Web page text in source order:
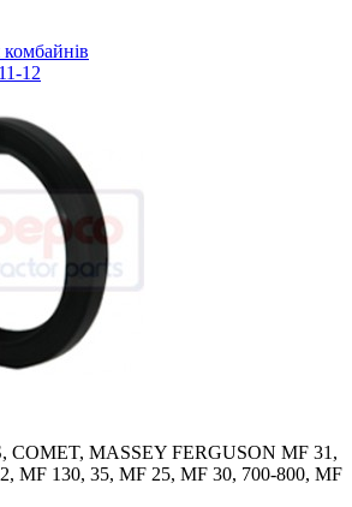
12
MASSEY FERGUSON MF 31,
MF 130, 35, MF 25, MF 30, 700-800, MF